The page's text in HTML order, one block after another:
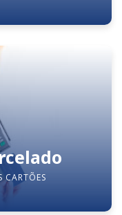
CARTÕES